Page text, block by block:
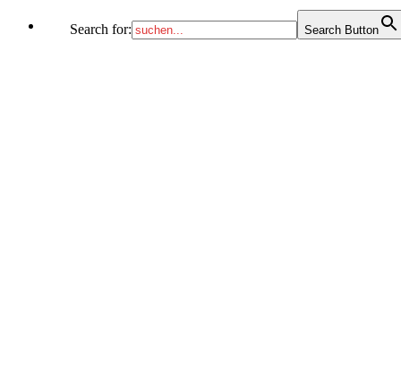
Search for: Search Button